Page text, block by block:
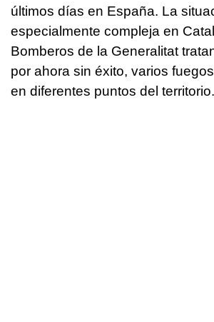
últimos días en España. La
especialmente compleja en
Bomberos de la Generalitat
por ahora sin éxito, varios
en diferentes puntos del territorio.